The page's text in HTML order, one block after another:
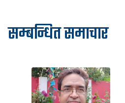
सम्बन्धित समाचार